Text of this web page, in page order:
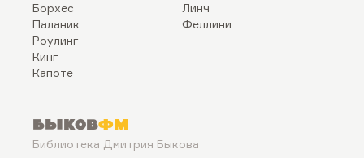
Борхес
Паланик
Роулинг
Кинг
Капоте
Линч
Феллини
БыковФМ
Библиотека Дмитрия Быкова